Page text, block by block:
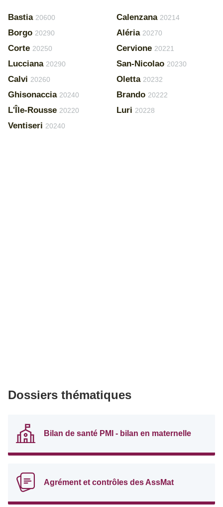
Bastia 20600
Borgo 20290
Corte 20250
Lucciana 20290
Calvi 20260
Ghisonaccia 20240
L'Île-Rousse 20220
Ventiseri 20240
Calenzana 20214
Aléria 20270
Cervione 20221
San-Nicolao 20230
Oletta 20232
Brando 20222
Luri 20228
Dossiers thématiques
Bilan de santé PMI - bilan en maternelle
Agrément et contrôles des AssMat